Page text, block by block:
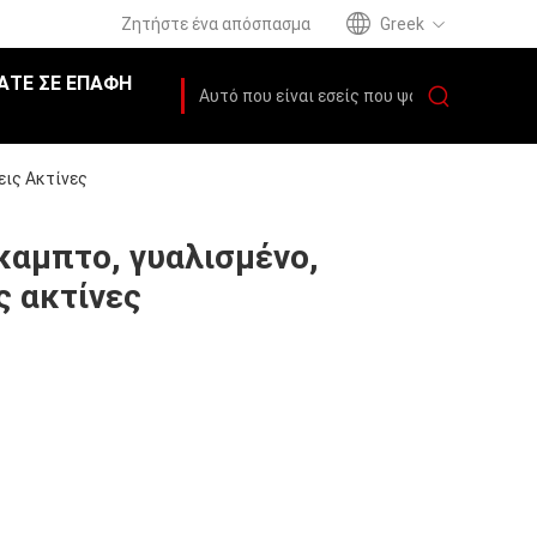
Ζητήστε ένα απόσπασμα Greek
ΣΕ ΕΠΑΦΉ
Ακτίνες
γυαλισμένο,
ακτίνες